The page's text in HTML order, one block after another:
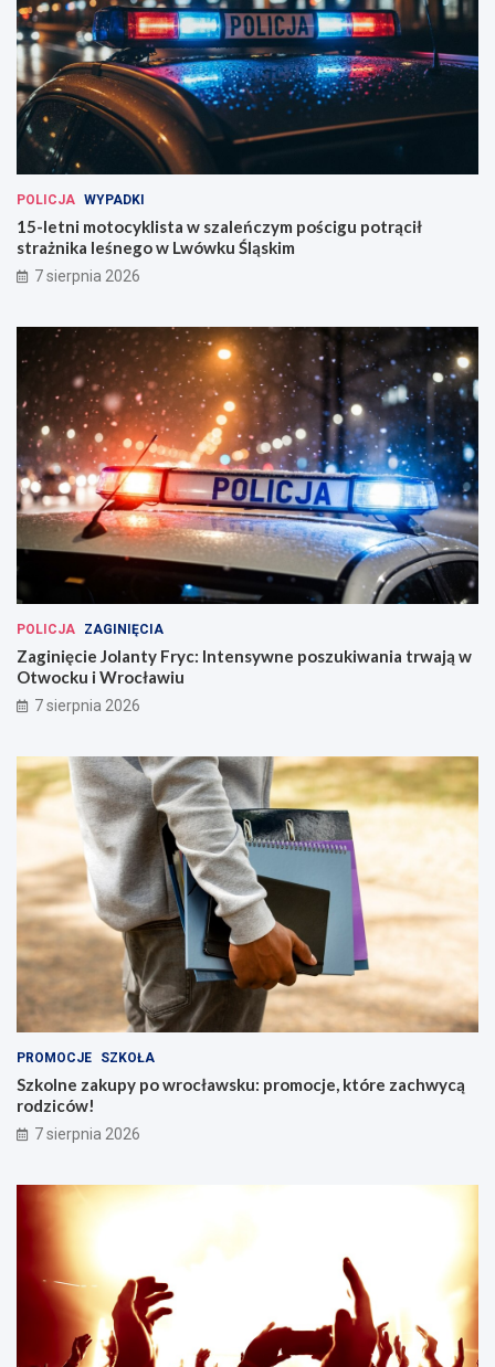
POLICJA WYPADKI
15-letni motocyklista w szaleńczym pościgu potrącił
strażnika leśnego w Lwówku Śląskim
7 sierpnia 2026
POLICJA ZAGINIĘCIA
Zaginięcie Jolanty Fryc: Intensywne poszukiwania trwają w
Otwocku i Wrocławiu
7 sierpnia 2026
PROMOCJE SZKOŁA
Szkolne zakupy po wrocławsku: promocje, które zachwycą
rodziców!
7 sierpnia 2026